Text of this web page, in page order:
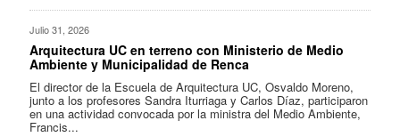
Julio 31, 2026
Arquitectura UC en terreno con Ministerio de Medio
Ambiente y Municipalidad de Renca
El director de la Escuela de Arquitectura UC, Osvaldo Moreno,
junto a los profesores Sandra Iturriaga y Carlos Díaz, participaron
en una actividad convocada por la ministra del Medio Ambiente,
Francis...